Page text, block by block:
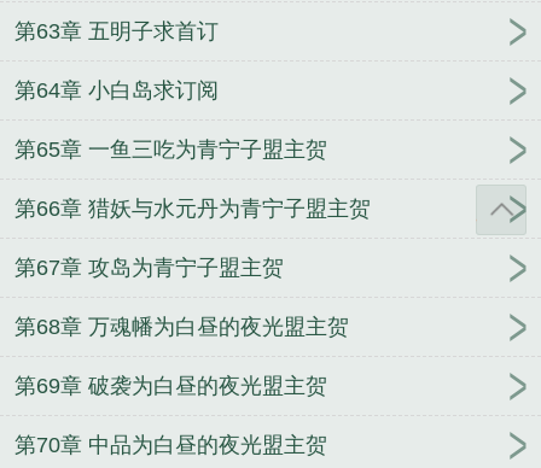
第63章 五明子求首订
第64章 小白岛求订阅
第65章 一鱼三吃为青宁子盟主贺
第66章 猎妖与水元丹为青宁子盟主贺
第67章 攻岛为青宁子盟主贺
第68章 万魂幡为白昼的夜光盟主贺
第69章 破袭为白昼的夜光盟主贺
第70章 中品为白昼的夜光盟主贺